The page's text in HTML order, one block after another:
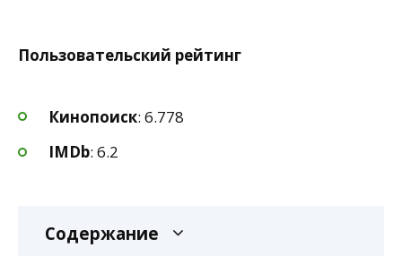
Пользовательский рейтинг
Кинопоиск: 6.778
IMDb: 6.2
Содержание